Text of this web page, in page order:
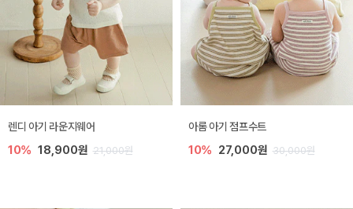
렌디 아기 라운지웨어
10% 18,900원 21,000원
아롬 아기 점프수트
10% 27,000원 30,000원